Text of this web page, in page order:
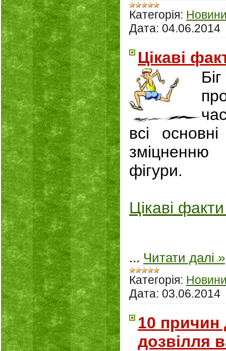
Категорія:
Дата: 04.06.2014
Цікаві
всі
зміцненню
фігури.
Цікаві
... Читати далі »
Категорія:
Дата: 03.06.2014
10 причин
дозвілля